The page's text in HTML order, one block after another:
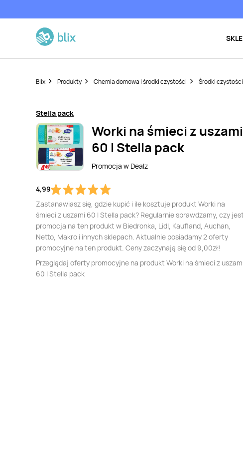
Blix Produkty Chemia domowa i środki czystości Środki czystości
Stella pack
Worki na śmieci z uszami
60 l Stella pack
Promocja w Dealz
4,99
Zastanawiasz się, gdzie kupić i ile kosztuje produkt Worki na
śmieci z uszami 60 l Stella pack? Regularnie sprawdzamy, czy jest
promocja na ten produkt w Biedronka, Lidl, Kaufland, Auchan,
Netto, Makro i innych sklepach. Aktualnie posiadamy 2 oferty
promocyjne na ten produkt. Ceny zaczynają się od 9,00zł!
Przeglądaj oferty promocyjne na produkt Worki na śmieci z uszami
60 l Stella pack